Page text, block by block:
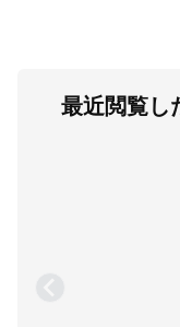
最近閲覧し